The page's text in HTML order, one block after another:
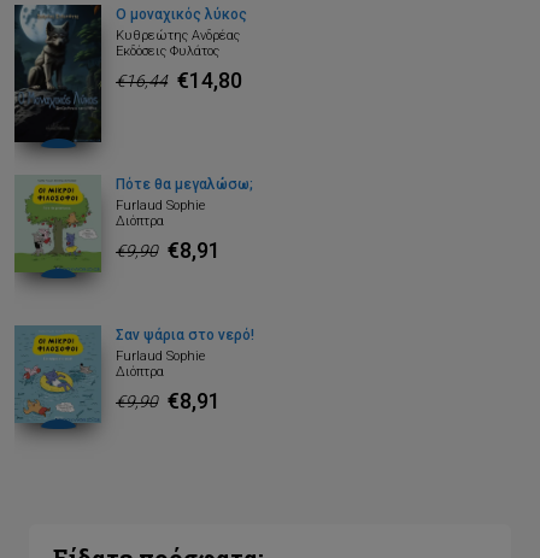
Ο μοναχικός λύκος
Κυθρεώτης Ανδρέας
Εκδόσεις Φυλάτος
€16,44 €14,80
Πότε θα μεγαλώσω;
Furlaud Sophie
Διόπτρα
€9,90 €8,91
Σαν ψάρια στο νερό!
Furlaud Sophie
Διόπτρα
€9,90 €8,91